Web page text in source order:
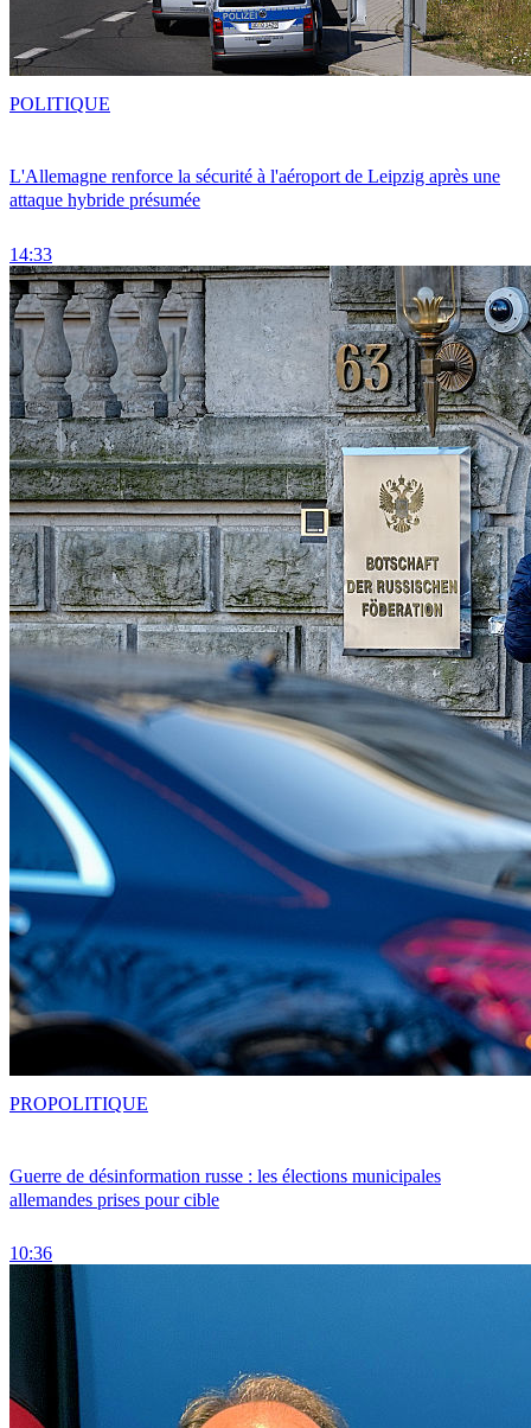
L'Allemagne renforce la sécurité à l'aéroport de Leipzig après une
attaque hybride présumée
14:33
POLITIQUE
Guerre de désinformation russe : les élections municipales
allemandes prises pour cible
10:36
PROPOLITIQUE